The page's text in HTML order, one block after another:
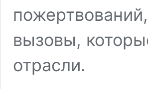
вызовы,
отрасли.